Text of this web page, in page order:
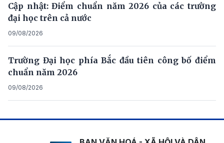
Cập nhật: Điểm chuẩn năm 2026 của các trường
đại học trên cả nước
09/08/2026
Trường Đại học phía Bắc đầu tiên công bố điểm
chuẩn năm 2026
09/08/2026